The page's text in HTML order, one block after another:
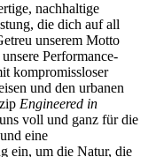
nachhaltige
die dich auf all
unserem Motto
Performance-
kompromissloser
und den urbanen
Engineered in
voll und ganz für die
eine
ein, um die Natur, die